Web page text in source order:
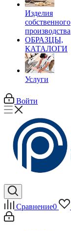
Изделия
собственного
производства
ОБРАЗЦЫ,
КАТАЛОГИ
Услуги
Войти
Сравнение0